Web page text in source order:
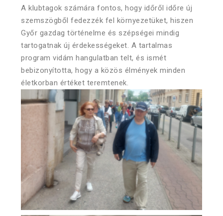
A klubtagok számára fontos, hogy időről időre új
szemszögből fedezzék fel környezetüket, hiszen
Győr gazdag történelme és szépségei mindig
tartogatnak új érdekességeket. A tartalmas
program vidám hangulatban telt, és ismét
bebizonyította, hogy a közös élmények minden
életkorban értéket teremtenek.